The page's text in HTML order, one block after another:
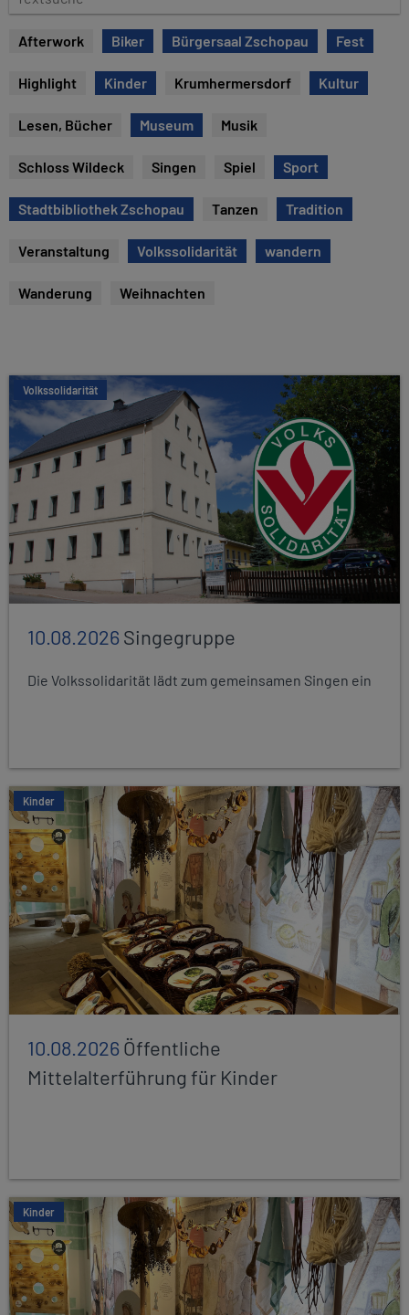
e
Afterwork Biker Bürgersaal Zschopau Fest
Highlight Kinder Krumhermersdorf Kultur
Lesen, Bücher Museum Musik
Schloss Wildeck Singen Spiel Sport
Stadtbibliothek Zschopau Tanzen Tradition
Veranstaltung Volkssolidarität wandern
Wanderung Weihnachten
Volkssolidarität
10.08.2026Singegruppe
Die Volkssolidarität lädt zum gemeinsamen Singen ein
Kinder
10.08.2026Öffentliche
Mittelalterführung für Kinder
Kinder